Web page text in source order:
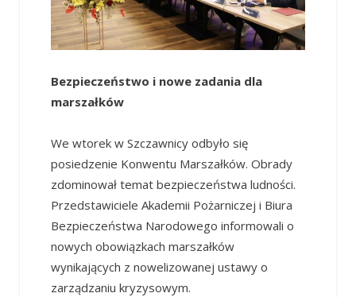
Bezpieczeństwo i nowe zadania dla
marszałków
We wtorek w Szczawnicy odbyło się
posiedzenie Konwentu Marszałków. Obrady
zdominował temat bezpieczeństwa ludności.
Przedstawiciele Akademii Pożarniczej i Biura
Bezpieczeństwa Narodowego informowali o
nowych obowiązkach marszałków
wynikających z nowelizowanej ustawy o
zarządzaniu kryzysowym.